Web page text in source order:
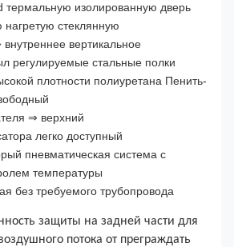
термальную изолированную дверь
нагретую стеклянную
вертикальное
регулируемые стальные полки
плотности полиуретана Пенить-
⇒ верхний
легко доступный
пневматическая система с
температуры
без требуемого трубопровода
защиты на задней части для
потока от преграждать